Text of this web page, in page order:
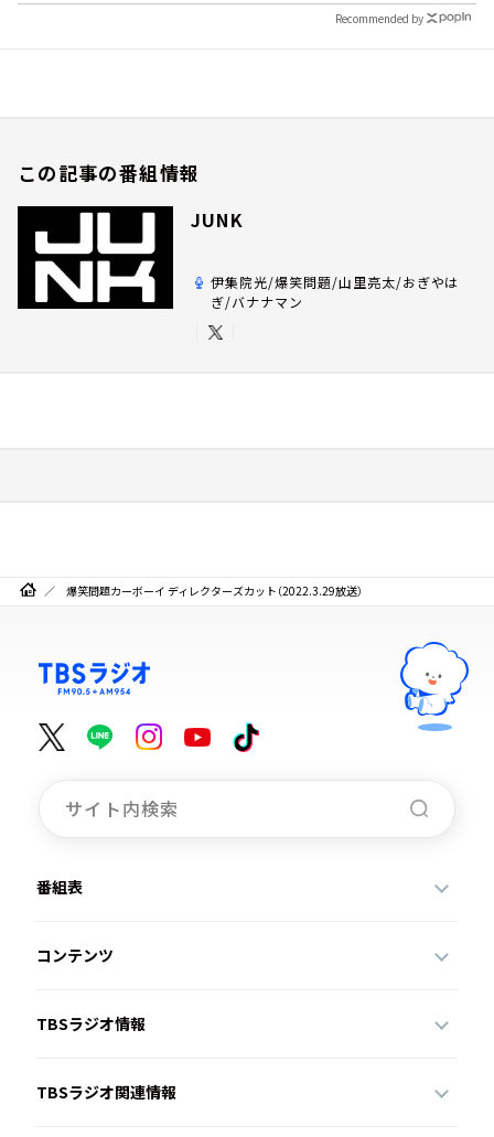
Recommended by
この記事の番組情報
JUNK
伊集院光/爆笑問題/山里亮太/おぎやは
ぎ/バナナマン
爆笑問題カーボーイ ディレクターズカット（2022.3.29放送）
番組表
コンテンツ
TBSラジオ情報
TBSラジオ関連情報